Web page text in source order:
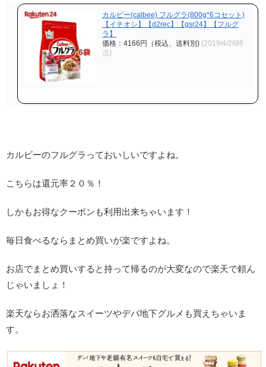
カルビー(calbee) フルグラ(800g*6コセット)
【イチオシ】【d2rec】【gsr24】【フルグ
ラ】
価格：4166円（税込、送料別) (2019/4/26時
点)
カルビーのフルグラっておいしいですよね。
こちらは還元率２０％！
しかもお得なクーポンも利用出来ちゃいます！
毎日食べるならまとめ買いが楽ですよね。
お店でまとめ買いすると持って帰るのが大変なので楽天で頼ん
じゃいましょ！
楽天ならお洒落なスイーツやデパ地下グルメも買えちゃいま
す。